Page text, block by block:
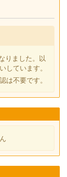
りました。以
しています。
は不要です。